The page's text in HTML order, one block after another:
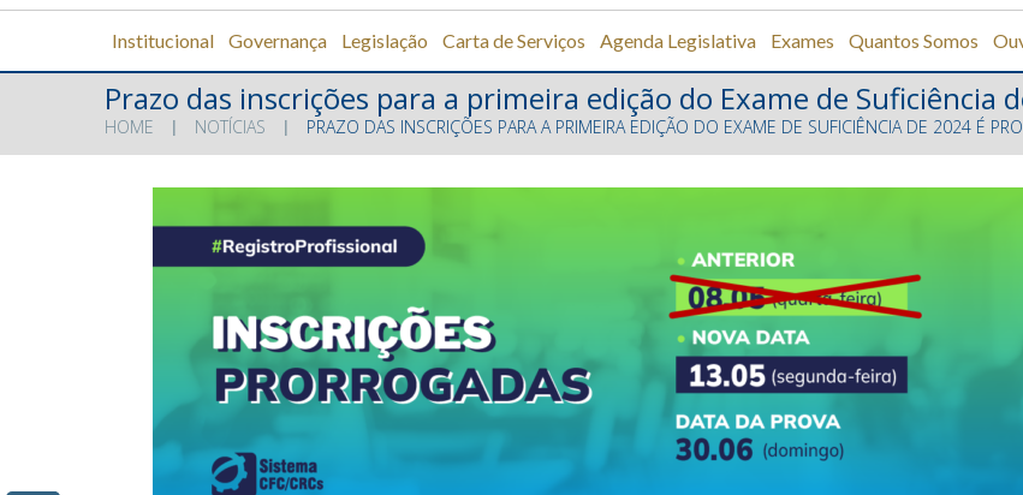
Institucional Governança Legislação Carta de Serviços Agenda Legislativa Exames Quantos Somos
Prazo das inscrições para a primeira edição do Exame de Suficiência
HOME NOTÍCIAS PRAZO DAS INSCRIÇÕES PARA A PRIMEIRA EDIÇÃO DO EXAME DE SUFICIÊNCIA DE 2024 É